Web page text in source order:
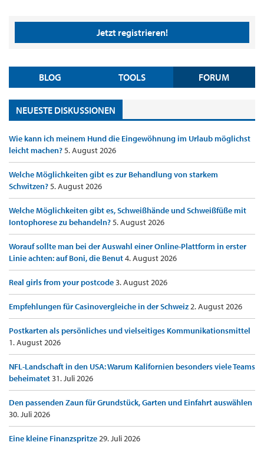
Jetzt registrieren!
BLOG TOOLS FORUM
NEUESTE DISKUSSIONEN
Wie kann ich meinem Hund die Eingewöhnung im Urlaub möglichst
leicht machen?5. August 2026
Welche Möglichkeiten gibt es zur Behandlung von starkem
Schwitzen?5. August 2026
Welche Möglichkeiten gibt es, Schweißhände und Schweißfüße mit
Iontophorese zu behandeln?5. August 2026
Worauf sollte man bei der Auswahl einer Online-Plattform in erster
Linie achten: auf Boni, die Benut4. August 2026
Real girls from your postcode3. August 2026
Empfehlungen für Casinovergleiche in der Schweiz2. August 2026
Postkarten als persönliches und vielseitiges Kommunikationsmittel
1. August 2026
NFL-Landschaft in den USA: Warum Kalifornien besonders viele Teams
beheimatet31. Juli 2026
Den passenden Zaun für Grundstück, Garten und Einfahrt auswählen
30. Juli 2026
Eine kleine Finanzspritze29. Juli 2026